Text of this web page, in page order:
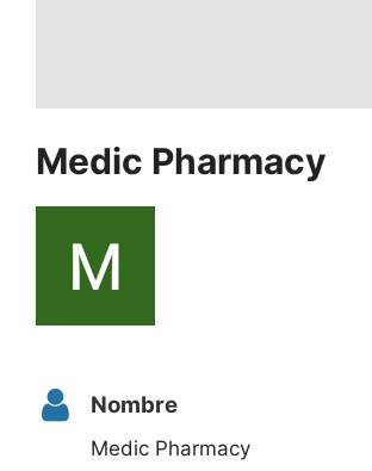
Medic Pharmacy
Nombre
Medic Pharmacy